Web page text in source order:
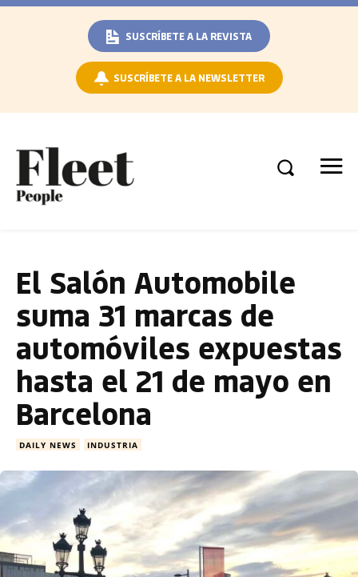
SUSCRÍBETE A LA REVISTA
SUSCRÍBETE A LA NEWSLETTER
El Salón Automobile
suma 31 marcas de
automóviles expuestas
hasta el 21 de mayo en
Barcelona
DAILY NEWS INDUSTRIA